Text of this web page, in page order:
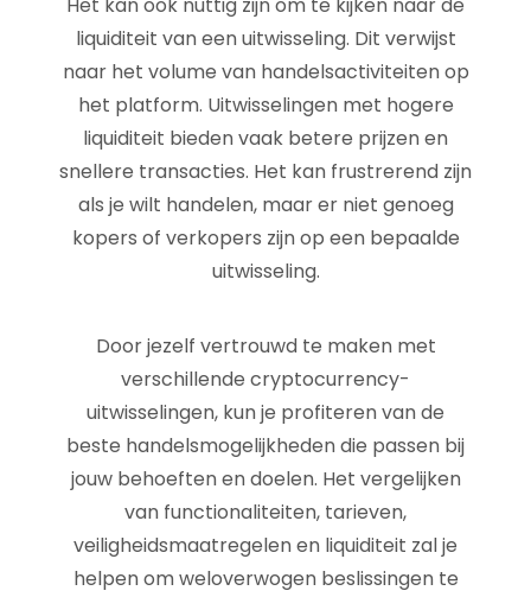
liquiditeit van een uitwisseling. Dit verwijst
naar het volume van handelsactiviteiten op
het platform. Uitwisselingen met hogere
liquiditeit bieden vaak betere prijzen en
snellere transacties. Het kan frustrerend zijn
als je wilt handelen, maar er niet genoeg
kopers of verkopers zijn op een bepaalde
uitwisseling.
Door jezelf vertrouwd te maken met
verschillende cryptocurrency-
uitwisselingen, kun je profiteren van de
beste handelsmogelijkheden die passen bij
jouw behoeften en doelen. Het vergelijken
van functionaliteiten, tarieven,
veiligheidsmaatregelen en liquiditeit zal je
helpen om weloverwogen beslissingen te